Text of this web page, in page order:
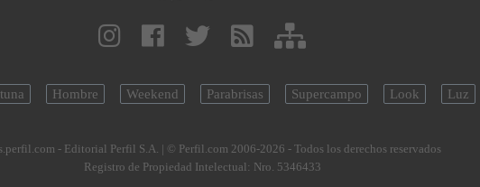
Hombre Weekend Parabrisas Supercampo Look Luz
- Editorial Perfil S.A. | © Perfil.com 2006-2026 - Todos los derechos reservados
Registro de Propiedad Intelectual: Nro. 5346433